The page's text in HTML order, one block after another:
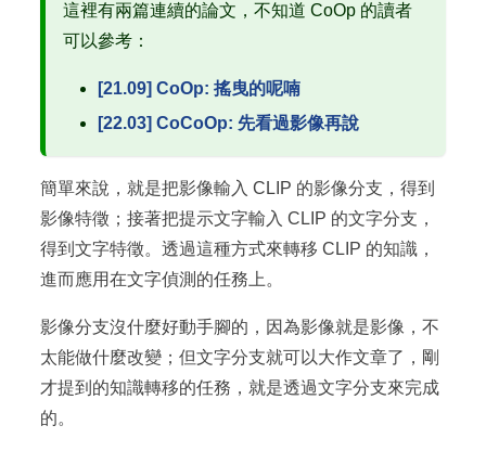
這裡有兩篇連續的論文，不知道 CoOp 的讀者
可以參考：
[21.09] CoOp: 搖曳的呢喃
[22.03] CoCoOp: 先看過影像再說
簡單來說，就是把影像輸入 CLIP 的影像分支，得到
影像特徵；接著把提示文字輸入 CLIP 的文字分支，
得到文字特徵。透過這種方式來轉移 CLIP 的知識，
進而應用在文字偵測的任務上。
影像分支沒什麼好動手腳的，因為影像就是影像，不
太能做什麼改變；但文字分支就可以大作文章了，剛
才提到的知識轉移的任務，就是透過文字分支來完成
的。